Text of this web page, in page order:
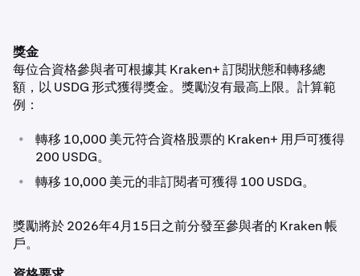
獎金
每位合資格參與者可根據其 Kraken+ 訂閱狀態和轉移總
額，以 USDG 形式獲得獎金。獎勵沒有最高上限。計算範
例：
•
轉移 10,000 美元符合資格股票的 Kraken+ 用戶可獲得
200 USDG。
• 轉移 10,000 美元的非訂閱者可獲得 100 USDG。
獎勵將於 2026年4月15日之前分發至參與者的 Kraken 帳
戶。